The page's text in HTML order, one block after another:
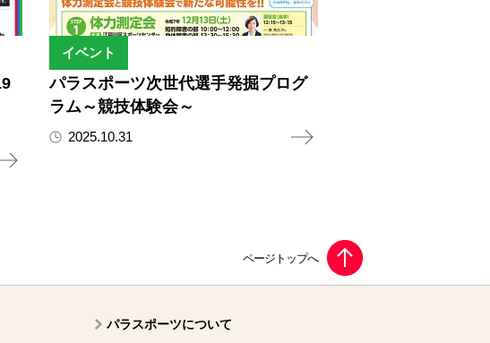
イベント
パラスポーツ次世代選手発掘プログ
ラム～競技体験会～
2025.10.31
パラスポーツについて